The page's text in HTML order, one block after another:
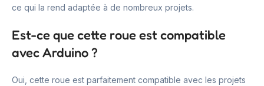
ce qui la rend adaptée à de nombreux projets.
Est-ce que cette roue est compatible
avec Arduino ?
Oui, cette roue est parfaitement compatible avec les projets